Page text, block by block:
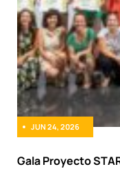
JUN 24, 2026
Gala Proyecto